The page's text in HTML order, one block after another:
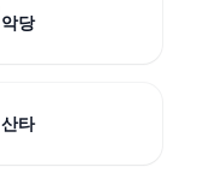
악당
산타